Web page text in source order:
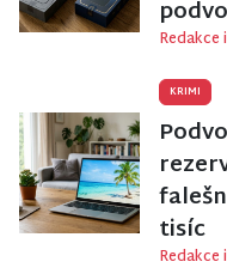
Redakce
KRIMI
tisíc
Redakce